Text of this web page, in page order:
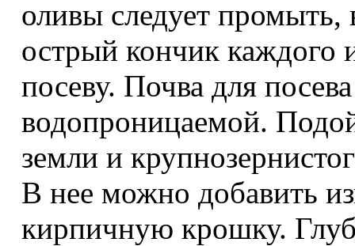
оливы следует промыть,
острый кончик каждого
посеву. Почва для
водопроницаемой.
земли и
В нее можно добавить
кирпичную крошку.